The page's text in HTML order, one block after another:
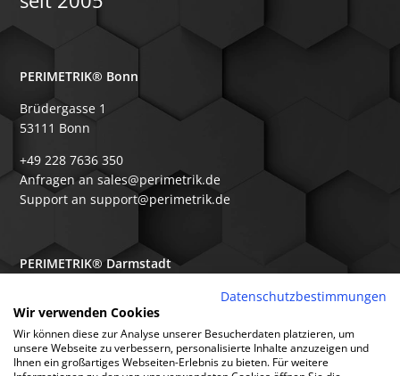
PERIMETRIK® Bonn
Brüdergasse 1
53111 Bonn
+49 228 7636 350
Anfragen an sales@perimetrik.de
Support an support@perimetrik.de
PERIMETRIK® Darmstadt
64367 Mühltal
+49 6151 3944 80
Anfragen an sales@perimetrik.de
Datenschutzbestimmungen
Wir verwenden Cookies
Wir können diese zur Analyse unserer Besucherdaten platzieren, um
unsere Webseite zu verbessern, personalisierte Inhalte anzuzeigen und
Ihnen ein großartiges Webseiten-Erlebnis zu bieten. Für weitere